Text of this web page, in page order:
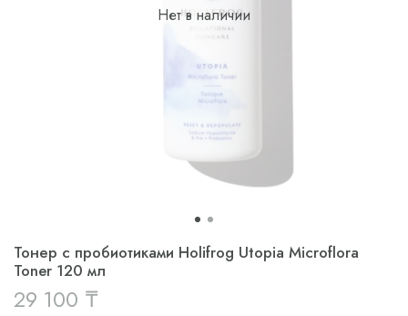
Нет в наличии
Тонер с пробиотиками Holifrog Utopia Microflora
Toner 120 мл
29 100 ₸